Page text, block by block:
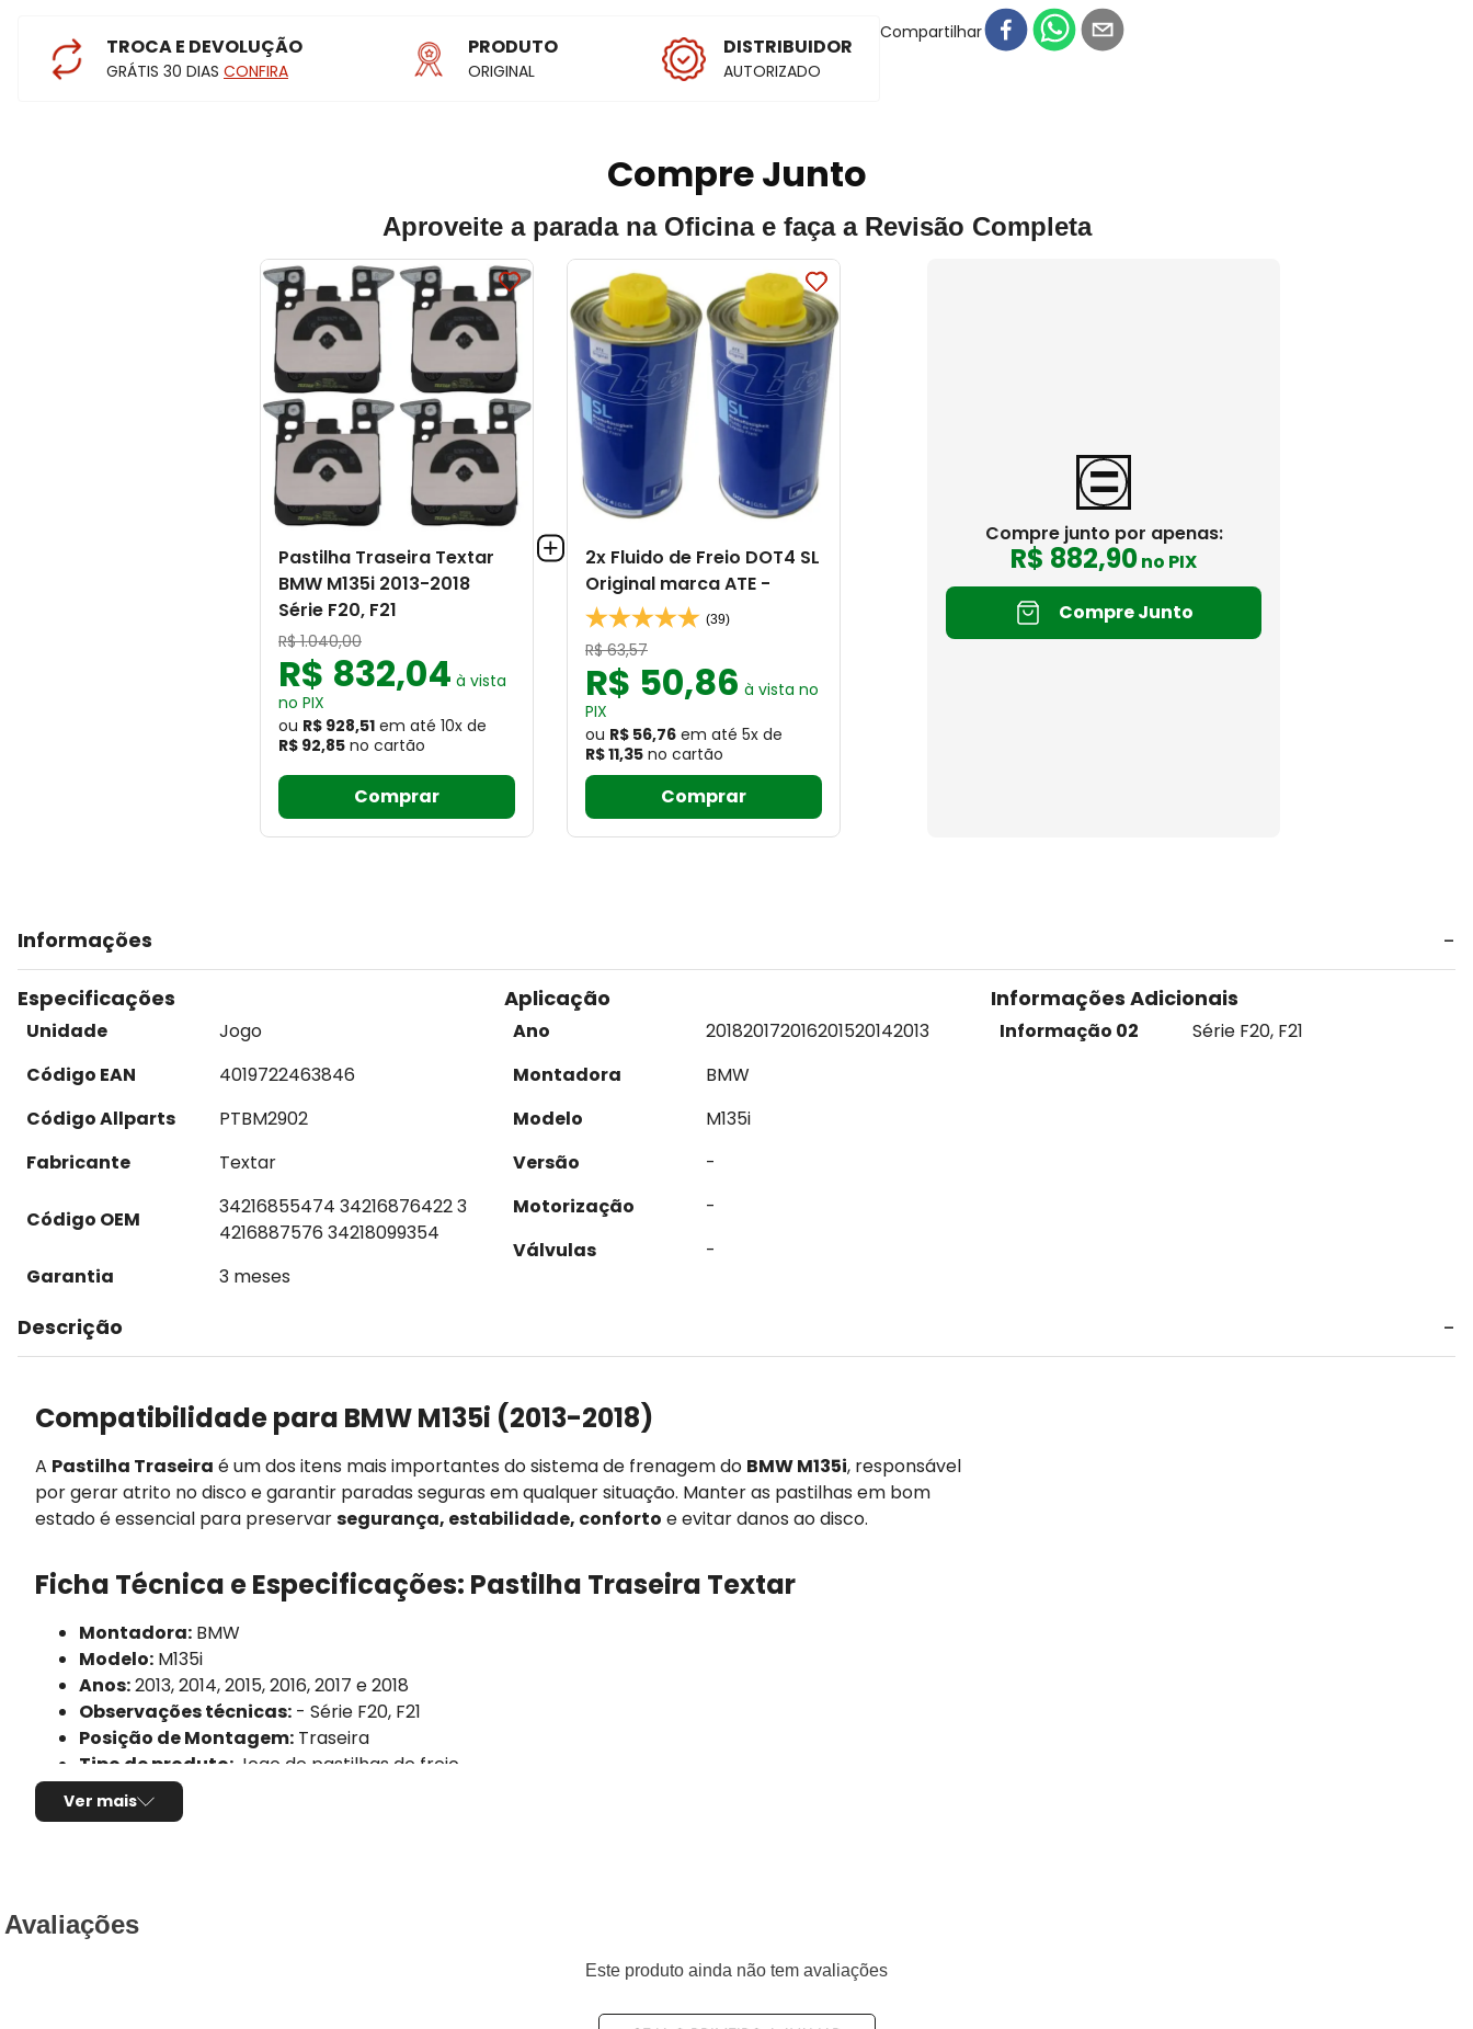
TROCA E DEVOLUÇÃO
GRÁTIS 30 DIAS CONFIRA
PRODUTO
ORIGINAL
DISTRIBUIDOR
AUTORIZADO
Compartilhar
Compre Junto
Aproveite a parada na Oficina e faça a Revisão Completa
Pastilha Traseira Textar
BMW M135i 2013-2018
Série F20, F21
R$ 1.040,00
R$ 832,04 à vista
no PIX
ou R$ 928,51 em até 10x de
R$ 92,85 no cartão
Comprar
2x Fluido de Freio DOT4 SL
Original marca ATE -
(39)
R$ 63,57
R$ 50,86 à vista no
PIX
ou R$ 56,76 em até 5x de
R$ 11,35 no cartão
Comprar
Compre junto por apenas:
R$ 882,90no PIX
Compre Junto
Informações
Especificações
Unidade
Jogo
Código EAN
4019722463846
Código Allparts
PTBM2902
Fabricante
Textar
Código OEM
34216855474 34216876422 3
4216887576 34218099354
Garantia
3 meses
Aplicação
Ano 201820172016201520142013
Montadora
BMW
Modelo
M135i
Versão
-
Motorização
-
Válvulas
-
Informações Adicionais
Informação 02 Série F20, F21
Descrição
Compatibilidade para BMW M135i (2013-2018)
A Pastilha Traseira é um dos itens mais importantes do sistema de frenagem do BMW M135i, responsável
por gerar atrito no disco e garantir paradas seguras em qualquer situação. Manter as pastilhas em bom
estado é essencial para preservarsegurança, estabilidade, conforto e evitar danos ao disco.
Ficha Técnica e Especificações: Pastilha Traseira Textar
Montadora: BMW
Modelo: M135i
Anos:2013, 2014, 2015, 2016, 2017 e 2018
Observações técnicas: - Série F20, F21
Posição de Montagem: Traseira
Tipo de produto: Jogo de pastilhas de freio
Sistema de freio compatível:
Sensor de desgaste:
Espessura:
34216855474, 34216876422, 34216887576, 34218099354
Ver mais
Avaliações
Este produto ainda não tem avaliações